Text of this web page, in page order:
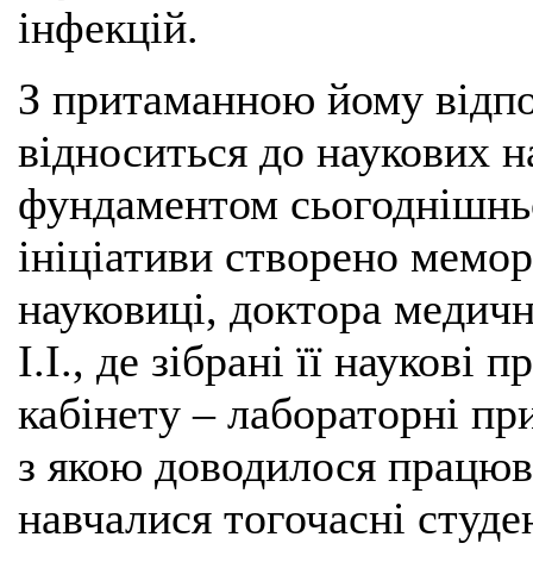
інфекцій.
З притаманною йому
відноситься до наукових
фундаментом
ініціативи створено
науковиці, доктора
І.І., де зібрані її наукові
кабінету – лабораторні
з якою доводилося
навчалися тогочасні